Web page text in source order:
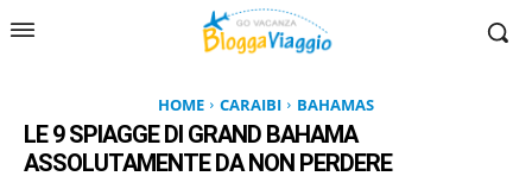
HOME CARAIBI BAHAMAS
LE 9 SPIAGGE DI GRAND BAHAMA
ASSOLUTAMENTE DA NON PERDERE